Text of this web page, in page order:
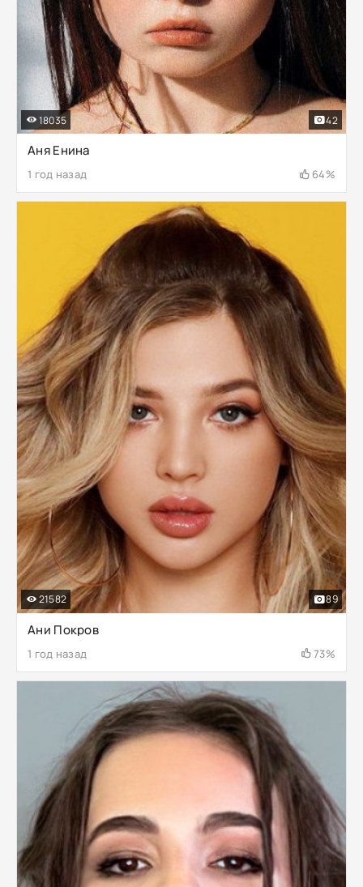
Аня Енина
1 год назад 64%
18035 42
Ани Покров
1 год назад 73%
21582 89